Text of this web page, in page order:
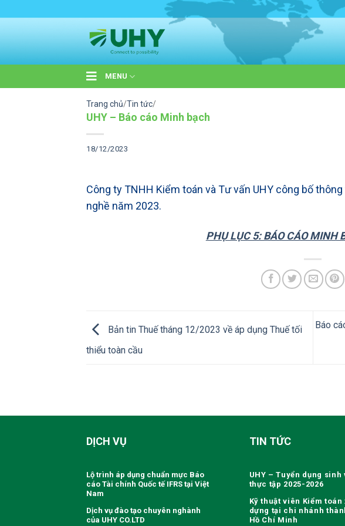
to
MENU
Trang chủ/Tin tức/
UHY – Báo cáo Minh bạch
18/12/2023
Công ty TNHH Kiểm toán và Tư vấn UHY công bố
nghề năm 2023.
PHỤ LỤC 5: BÁO CÁO MINH
Bản tin Thuế tháng 12/2023 về áp dụng Thuế tối
thiểu toàn cầu
Báo
DỊCH VỤ
Lộ trình áp dụng chuẩn mực Báo
cáo Tài chính Quốc tế IFRS tại Việt
Nam
Dịch vụ đào tạo chuyên nghành
của UHY CO.LTD
TIN TỨC
UHY – Tuyển dụng sinh
thực tập 2025-2026
Kỹ thuật viên Kiểm toán
dựng tại chi nhánh
Hồ Chí Minh